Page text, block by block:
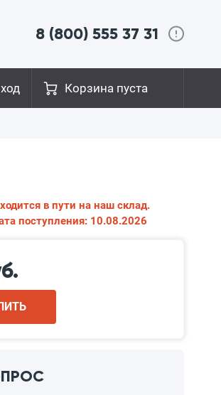
8 (800) 555 37 31
Корзина пуста
в пути на наш склад.
поступления: 10.08.2026